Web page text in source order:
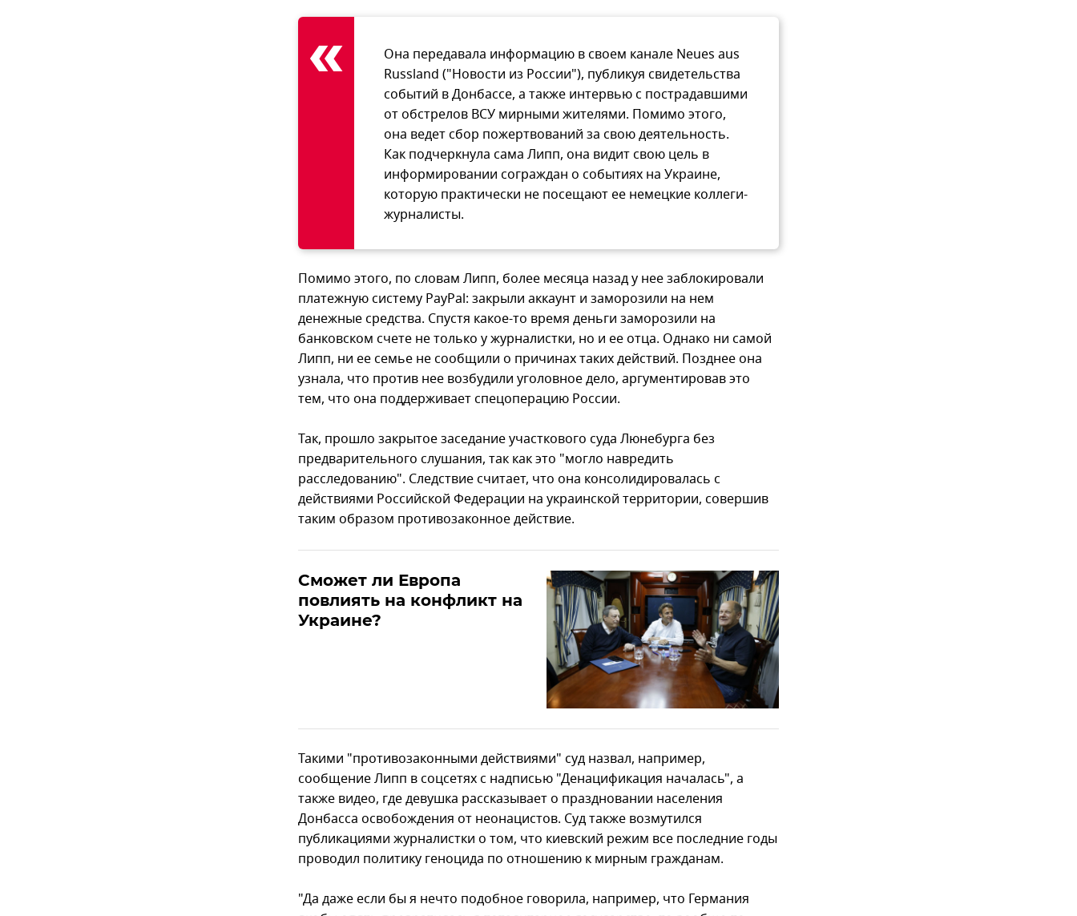
Она передавала информацию в своем канале Neues aus
Russland ("Новости из России"), публикуя свидетельства
событий в Донбассе, а также интервью с пострадавшими
от обстрелов ВСУ мирными жителями. Помимо этого,
она ведет сбор пожертвований за свою деятельность.
Как подчеркнула сама Липп, она видит свою цель в
информировании сограждан о событиях на Украине,
которую практически не посещают ее немецкие коллеги-
журналисты.
Помимо этого, по словам Липп, более месяца назад у нее заблокировали
платежную систему PayPal: закрыли аккаунт и заморозили на нем
денежные средства. Спустя какое-то время деньги заморозили на
банковском счете не только у журналистки, но и ее отца. Однако ни самой
Липп, ни ее семье не сообщили о причинах таких действий. Позднее она
узнала, что против нее возбудили уголовное дело, аргументировав это
тем, что она поддерживает спецоперацию России.
Так, прошло закрытое заседание участкового суда Люнебурга без
предварительного слушания, так как это "могло навредить
расследованию". Следствие считает, что она консолидировалась с
действиями Российской Федерации на украинской территории, совершив
таким образом противозаконное действие.
Сможет ли Европа
повлиять на конфликт на
Украине?
Такими "противозаконными действиями" суд назвал, например,
сообщение Липп в соцсетях с надписью "Денацификация началась", а
также видео, где девушка рассказывает о праздновании населения
Донбасса освобождения от неонацистов. Суд также возмутился
публикациями журналистки о том, что киевский режим все последние годы
проводил политику геноцида по отношению к мирным гражданам.
"Да даже если бы я нечто подобное говорила, например, что Германия